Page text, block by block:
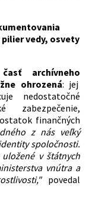
vedy, osvety
archívneho
ohrozená: jej
nedostatočné
zabezpečenie,
finančných
z nás veľký
spoločnosti.
v štátnych
vnútra a
povedal